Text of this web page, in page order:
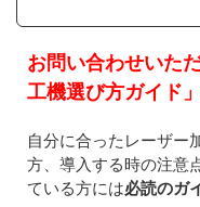
お問い合わせいた
工機選び方ガイド
自分に合ったレーザー
方、導入する時の注意
ている方には必読のガ